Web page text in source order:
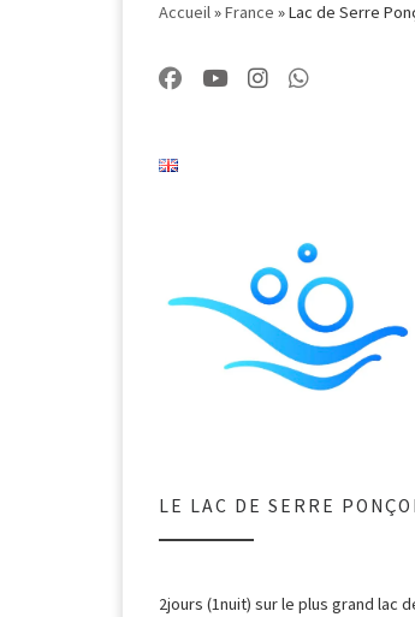
Accueil»France »Lac de Serre
LE LAC DE SERRE
2jours (1nuit) sur le plus grand lac